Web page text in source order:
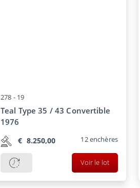
278 - 19
Teal Type 35 / 43 Convertible
1976
€ 8.250,00 12enchères
Voir le lot